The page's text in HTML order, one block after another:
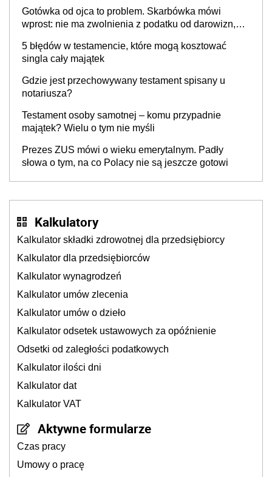
Gotówka od ojca to problem. Skarbówka mówi
wprost: nie ma zwolnienia z podatku od darowizn,
obdarowanego
5 błędów w testamencie, które mogą kosztować
singla cały majątek
Gdzie jest przechowywany testament spisany u
notariusza?
Testament osoby samotnej – komu przypadnie
majątek? Wielu o tym nie myśli
Prezes ZUS mówi o wieku emerytalnym. Padły
słowa o tym, na co Polacy nie są jeszcze gotowi
Kalkulatory
Kalkulator składki zdrowotnej dla przedsiębiorcy
Kalkulator dla przedsiębiorców
Kalkulator wynagrodzeń
Kalkulator umów zlecenia
Kalkulator umów o dzieło
Kalkulator odsetek ustawowych za opóźnienie
Odsetki od zaległości podatkowych
Kalkulator ilości dni
Kalkulator dat
Kalkulator VAT
Aktywne formularze
Czas pracy
Umowy o pracę